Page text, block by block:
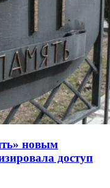
новым
доступ